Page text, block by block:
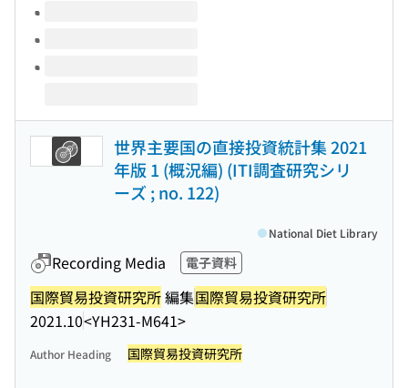
世界主要国の直接投資統計集 2021
年版 1 (概況編) (ITI調査研究シリ
ーズ ; no. 122)
Recording Media 電子資料
国際貿易投資研究所編集国際貿易投資研究所
2021.10<YH231-M641>
National Diet Library
Author Heading 国際貿易投資研究所